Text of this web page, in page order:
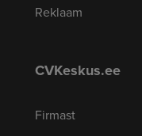
Reklaam
CVKeskus.ee
Firmast